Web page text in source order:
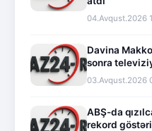
04.Avqust.2026
Davina
sonra
03.Avqust.2026
ABŞ-da
rekord